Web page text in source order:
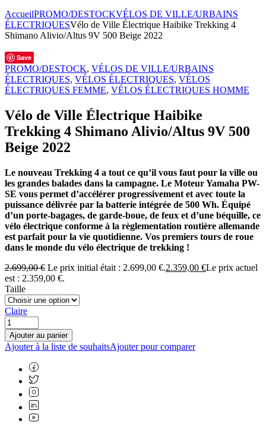
AccueilPROMO/DESTOCKVÉLOS DE VILLE/URBAINS
ÉLECTRIQUESVélo de Ville Électrique Haibike Trekking 4
Shimano Alivio/Altus 9V 500 Beige 2022
Save
PROMO/DESTOCK, VÉLOS DE VILLE/URBAINS
ÉLECTRIQUES, VÉLOS ÉLECTRIQUES, VÉLOS
ÉLECTRIQUES FEMME, VÉLOS ÉLECTRIQUES HOMME
Vélo de Ville Électrique Haibike
Trekking 4 Shimano Alivio/Altus 9V 500
Beige 2022
Le nouveau Trekking 4 a tout ce qu’il vous faut pour la ville ou
les grandes balades dans la campagne. Le Moteur Yamaha PW-
SE vous permet d’accélérer progressivement et avec toute la
puissance délivrée par la batterie intégrée de 500 Wh. Équipé
d’un porte-bagages, de garde-boue, de feux et d’une béquille, ce
vélo électrique conforme à la règlementation routière allemande
est parfait pour la vie quotidienne. Vos premiers tours de roue
dans le monde du vélo électrique de trekking !
2.699,00€ Le prix initial était : 2.699,00 €.2.359,00 €Le prix actuel
est : 2.359,00 €.
Taille
Claire
Ajouter au panier
Ajouter à la liste de souhaitsAjouter pour comparer